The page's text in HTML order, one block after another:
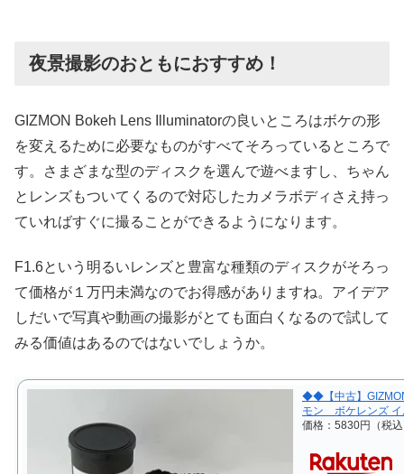
夜景撮影のおともにおすすめ！
GIZMON Bokeh Lens Illuminatorの良いところはボケの形
を変えるために必要なものがすべてそろっているところで
す。さまざまな型のディスクを選んで遊べますし、ちゃん
とレンズもついてくるので対応したカメラボディさえ持っ
ていればすぐに撮ることができるようになります。
F1.6という明るいレンズと豊富な種類のディスクがそろっ
て価格が１万円未満なのでお得感がありますね。アイデア
しだいで写真や動画の撮影がとても面白くなるので試して
みる価値はあるのではないでしょうか。
◆◆【中古】
モン ボケレンズ
価格：5830円（税